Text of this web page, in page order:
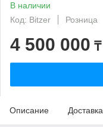
В наличии
Код: Bitzer
Розница
4 500 000 ₸
Описание Доставка